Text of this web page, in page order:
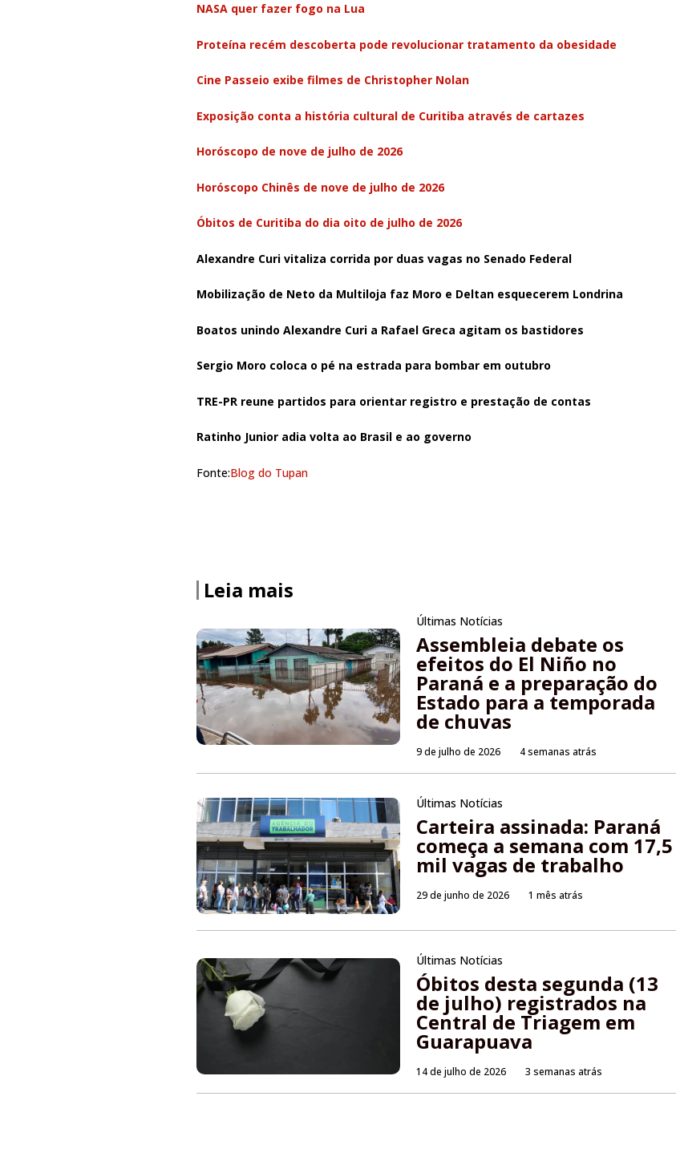
NASA quer fazer fogo na Lua
Proteína recém descoberta pode revolucionar tratamento da obesidade
Cine Passeio exibe filmes de Christopher Nolan
Exposição conta a história cultural de Curitiba através de cartazes
Horóscopo de nove de julho de 2026
Horóscopo Chinês de nove de julho de 2026
Óbitos de Curitiba do dia oito de julho de 2026
Alexandre Curi vitaliza corrida por duas vagas no Senado Federal
Mobilização de Neto da Multiloja faz Moro e Deltan esquecerem Londrina
Boatos unindo Alexandre Curi a Rafael Greca agitam os bastidores
Sergio Moro coloca o pé na estrada para bombar em outubro
TRE-PR reune partidos para orientar registro e prestação de contas
Ratinho Junior adia volta ao Brasil e ao governo
Fonte:Blog do Tupan
Leia mais
Últimas Notícias
Assembleia debate os
efeitos do El Niño no
Paraná e a preparação do
Estado para a temporada
de chuvas
9 de julho de 2026 4 semanas atrás
Últimas Notícias
Carteira assinada: Paraná
começa a semana com 17,5
mil vagas de trabalho
29 de junho de 2026 1 mês atrás
Últimas Notícias
Óbitos desta segunda (13
de julho) registrados na
Central de Triagem em
Guarapuava
14 de julho de 2026 3 semanas atrás